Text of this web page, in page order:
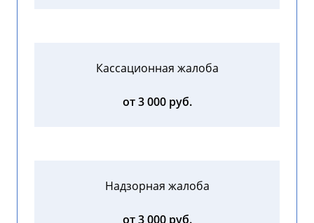
Кассационная жалоба
от 3 000 руб.
Надзорная жалоба
от 3 000 руб.